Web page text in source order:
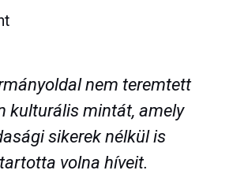
nem teremtett
kulturális mintát, amely
sikerek nélkül is
volna híveit.